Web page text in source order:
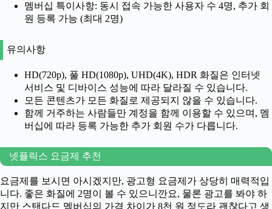
멤버십 특이사항: 동시 접속 가능한 사용자 수 4명, 추가 회
원 등록 가능 (최대 2명)
유의사항
HD(720p), 풀 HD(1080p), UHD(4K), HDR 화질은 인터넷
서비스 및 디바이스 성능에 따라 달라질 수 있습니다.
모든 콘텐츠가 모든 화질로 제공되지 않을 수 있습니다.
함께 거주하는 사람들만 계정을 함께 이용할 수 있으며, 멤
버십에 따라 등록 가능한 추가 회원 수가 다릅니다.
넷플릭스 요금제 추천
요금제를 보시면 아시겠지만, 광고형 요금제가 상당히 매력적입
니다. 좋은 화질에 2명이 볼 수 있으니깐요, 물론 광고를 봐야 하
지만 스탠다드 멤버십의 가격 차이가 8천 원 정도라 괜찮다고 생